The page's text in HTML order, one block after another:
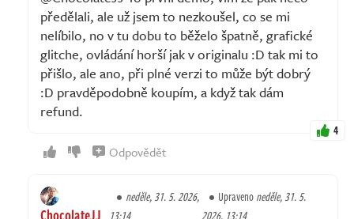
předělali, ale už jsem to nezkoušel, co se mi
nelíbilo, no v tu dobu to běželo špatně, grafické
glitche, ovládání horší jak v originalu :D tak mi to
přišlo, ale ano, při plné verzi to může být dobrý
:D pravděpodobně koupím, a když tak dám
refund.
4
Odpovědět
neděle, 31. 5. 2026,
13:14
Upravenoneděle, 31. 5.
2026, 13:14